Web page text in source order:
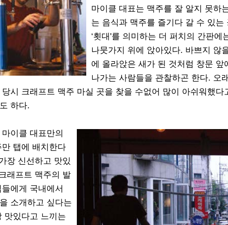
마이클 대표는 맥주를 잘 알지 못하
는 음식과 맥주를 즐기다 갈 수 있는
‘횟대'를 의미하는 더 퍼치의 간판에
나뭇가지 위에 앉아있다. 바쁘지 않
에 올라앉은 새가 된 것처럼 창문 앞
나가는 사람들을 관찰하곤 한다. 오
시 크래프트 맥주 마실 곳을 찾을 수없어 많이 아쉬워했다
하다.
이클 대표만의
탭에 배치한다
장 신선하고 맛있
래프트 맥주의 발
에게 국내에서
소개하고 싶다는
맛있다고 느끼는